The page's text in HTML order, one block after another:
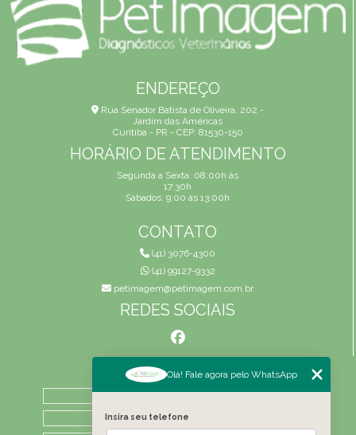
ENDEREÇO
Rua Senador Batista de Oliveira, 202 -
Jardim das Américas
Curitiba - PR - CEP: 81530-150
HORÁRIO DE ATENDIMENTO
Segunda a Sexta: 08:00h às
17:30h
Sábados: 9:00 às 13:00h
CONTATO
(41) 3076-4300
(41) 99127-9332
petimagem@petimagem.com.br
REDES SOCIAIS
MENU
HOME
QUEM SOMOS
Olá! Fale agora pelo WhatsApp
Insira seu telefone